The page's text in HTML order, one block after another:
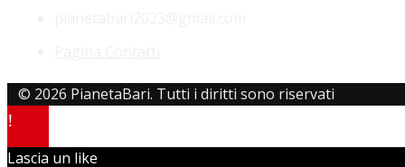
© 2026 PianetaBari. Tutti i diritti sono riservati
Lascia un like